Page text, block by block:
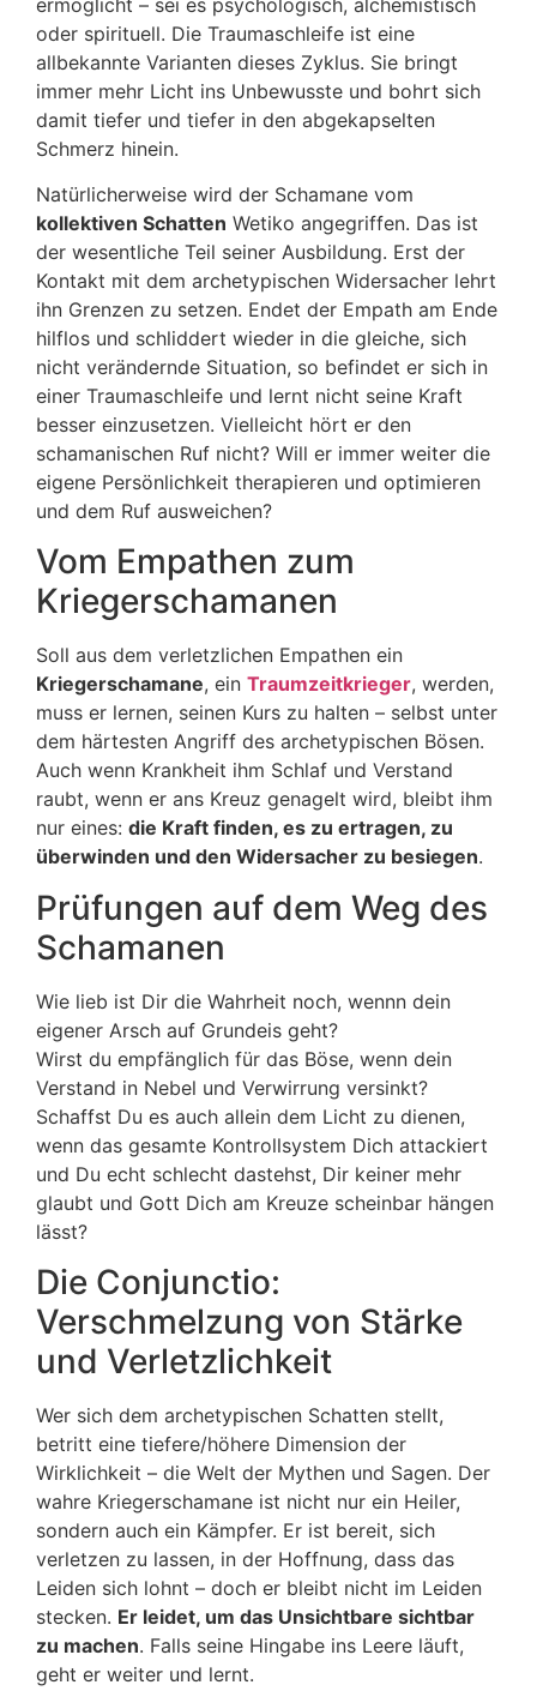
oder spirituell. Die Traumaschleife ist eine
allbekannte Varianten dieses Zyklus. Sie bringt
immer mehr Licht ins Unbewusste und bohrt sich
damit tiefer und tiefer in den abgekapselten
Schmerz hinein.
Natürlicherweise wird der Schamane vom
kollektiven Schatten Wetiko angegriffen. Das ist
der wesentliche Teil seiner Ausbildung. Erst der
Kontakt mit dem archetypischen Widersacher lehrt
ihn Grenzen zu setzen. Endet der Empath am Ende
hilflos und schliddert wieder in die gleiche, sich
nicht verändernde Situation, so befindet er sich in
einer Traumaschleife und lernt nicht seine Kraft
besser einzusetzen. Vielleicht hört er den
schamanischen Ruf nicht? Will er immer weiter die
eigene Persönlichkeit therapieren und optimieren
und dem Ruf ausweichen?
Vom Empathen zum
Kriegerschamanen
Soll aus dem verletzlichen Empathen ein
Kriegerschamane, ein Traumzeitkrieger, werden,
muss er lernen, seinen Kurs zu halten – selbst unter
dem härtesten Angriff des archetypischen Bösen.
Auch wenn Krankheit ihm Schlaf und Verstand
raubt, wenn er ans Kreuz genagelt wird, bleibt ihm
nur eines: die Kraft finden, es zu ertragen, zu
überwinden und den Widersacher zu besiegen.
Prüfungen auf dem Weg des
Schamanen
Wie lieb ist Dir die Wahrheit noch, wennn dein
eigener Arsch auf Grundeis geht?
Wirst du empfänglich für das Böse, wenn dein
Verstand in Nebel und Verwirrung versinkt?
Schaffst Du es auch allein dem Licht zu dienen,
wenn das gesamte Kontrollsystem Dich attackiert
und Du echt schlecht dastehst, Dir keiner mehr
glaubt und Gott Dich am Kreuze scheinbar hängen
lässt?
Die Conjunctio:
Verschmelzung von Stärke
und Verletzlichkeit
Wer sich dem archetypischen Schatten stellt,
betritt eine tiefere/höhere Dimension der
Wirklichkeit – die Welt der Mythen und Sagen. Der
wahre Kriegerschamane ist nicht nur ein Heiler,
sondern auch ein Kämpfer. Er ist bereit, sich
verletzen zu lassen, in der Hoffnung, dass das
Leiden sich lohnt – doch er bleibt nicht im Leiden
stecken. Er leidet, um das Unsichtbare sichtbar
zu machen. Falls seine Hingabe ins Leere läuft,
geht er weiter und lernt.